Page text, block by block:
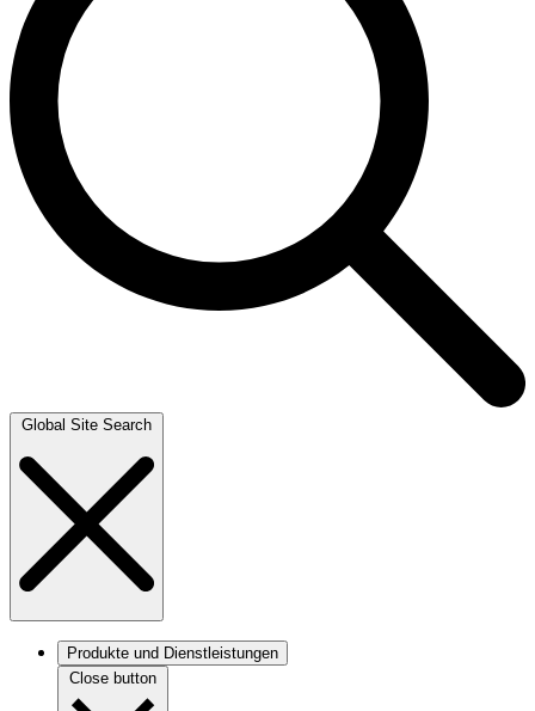
Global Site Search
Produkte und Dienstleistungen
Close button